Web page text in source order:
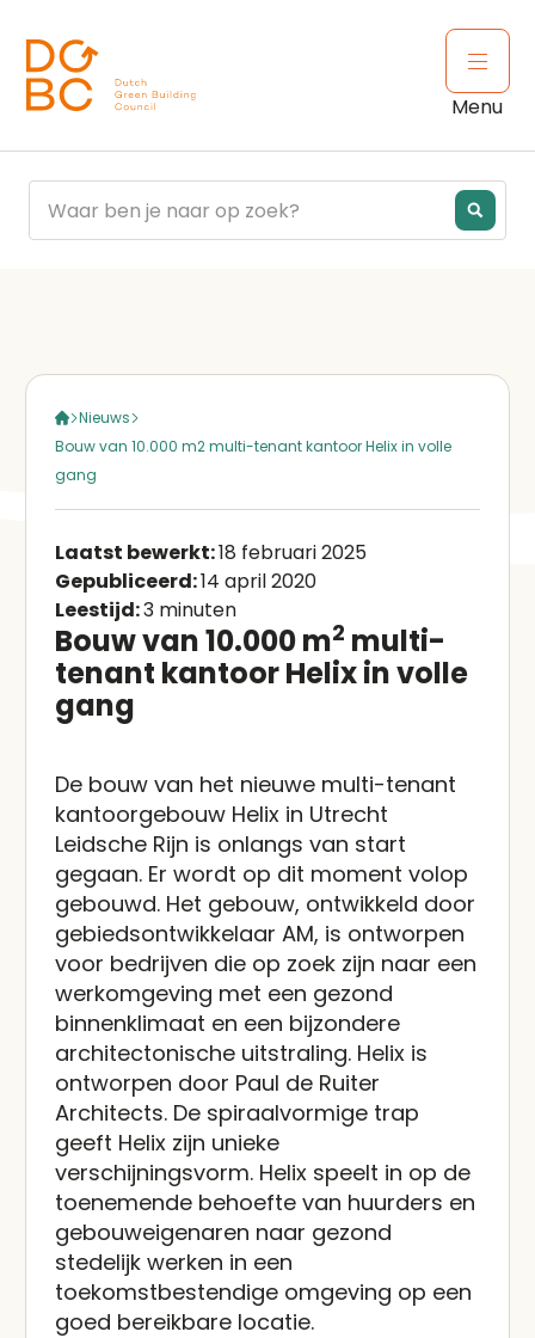
Open
Menu
Nieuws
Bouw van 10.000 m2 multi-tenant kantoor Helix in volle
gang
Laatst bewerkt:18 februari 2025
Gepubliceerd:14 april 2020
Leestijd:3 minuten
Bouw van 10.000 m2 multi-
tenant kantoor Helix in volle
gang
De bouw van het nieuwe multi-tenant
kantoorgebouw Helix in Utrecht
Leidsche Rijn is onlangs van start
gegaan. Er wordt op dit moment volop
gebouwd. Het gebouw, ontwikkeld door
gebiedsontwikkelaar AM, is ontworpen
voor bedrijven die op zoek zijn naar een
werkomgeving met een gezond
binnenklimaat en een bijzondere
architectonische uitstraling. Helix is
ontworpen door Paul de Ruiter
Architects. De spiraalvormige trap
geeft Helix zijn unieke
verschijningsvorm. Helix speelt in op de
toenemende behoefte van huurders en
gebouweigenaren naar gezond
stedelijk werken in een
toekomstbestendige omgeving op een
goed bereikbare locatie.